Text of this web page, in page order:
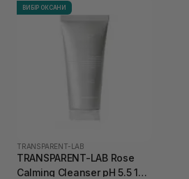
ВИБІР ОКСАНИ
TRANSPARENT-LAB
TRANSPARENT-LAB Rose
Calming Cleanser pH 5.5 150